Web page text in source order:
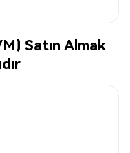
Satın Almak